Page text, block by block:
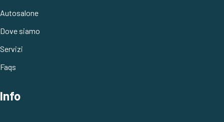
Autosalone
Dove siamo
Servizi
Faqs
Info